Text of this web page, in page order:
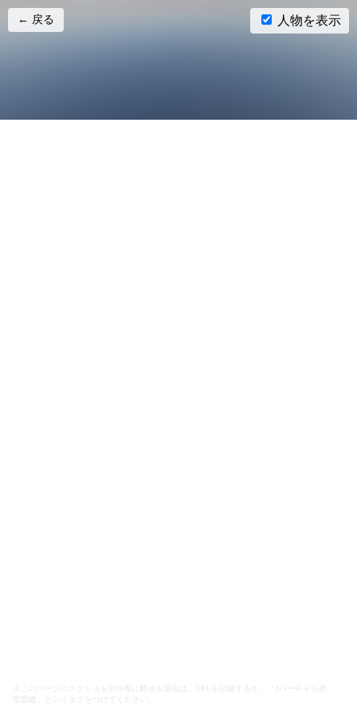
← 戻る 人物を表示
※このページのスクショをSNS等に載せる場合は、URLを記載するか、「#バーチャル恐
竜図鑑」というタグをつけてください。